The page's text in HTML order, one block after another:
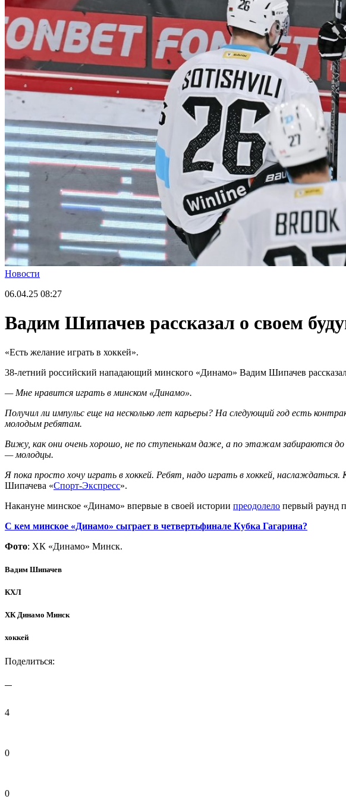
Новости
06.04.25 08:27
Вадим Шипачев рассказал о своем
«Есть желание играть в хоккей».
38-летний российский нападающий минского «Динамо» Вадим Шипачев
— Мне нравится играть в минском «Динамо».
Получил ли импульс еще на несколько лет карьеры? На следующий год есть
молодым ребятам.
Вижу, как они очень хорошо, не по ступенькам даже, а по этажам забираются до
— молодцы.
Я пока просто хочу играть в хоккей. Ребят, надо играть в хоккей,
Шипачева «Спорт-Экспресс».
Накануне минское «Динамо» впервые в своей истории преодолело первый раунд
С кем минское «Динамо» сыграет в четвертьфинале Кубка Гагарина?
Фото: ХК «Динамо» Минск.
Вадим Шипачев
КХЛ
ХК Динамо Минск
хоккей
Поделиться:
4
0
0